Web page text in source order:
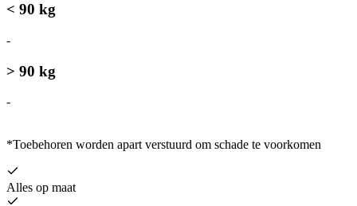
< 90 kg
-
> 90 kg
-
*Toebehoren worden apart verstuurd om schade te voorkomen
Alles op maat